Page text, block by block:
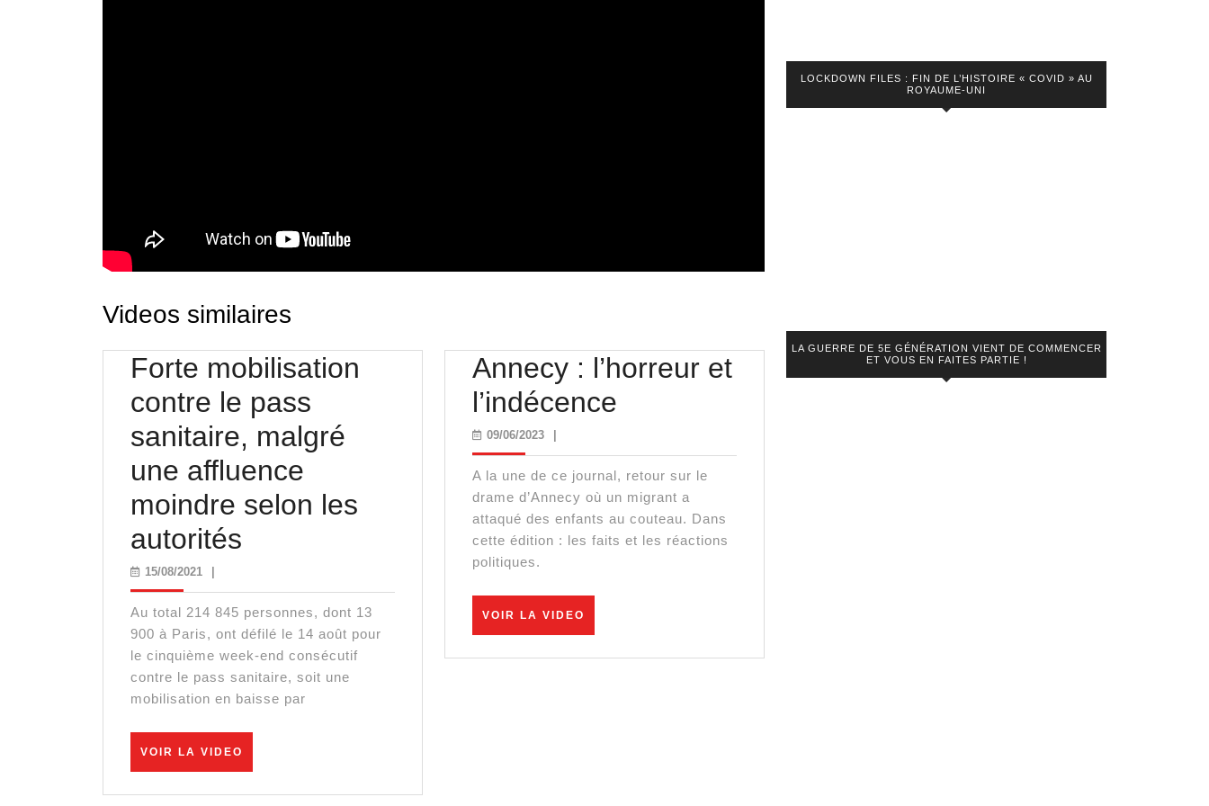
Videos similaires
Forte mobilisation
contre le pass
sanitaire, malgré
une affluence
moindre selon les
autorités
contre
le
pass
sanitaire,
malgré
une
15/08/202115/08/2021
Au total 214 845 personnes, dont 13
900 à Paris, ont défilé le 14 août pour
le cinquième week-end consécutif
contre le pass sanitaire, soit une
mobilisation en baisse par
VOIR LA VIDEO
Annecy : l’horreur et
l’indécence
l’horreur
et
l’indécence
09/06/202309/06/2023
A la une de ce journal, retour sur le
drame d’Annecy où un migrant a
attaqué des enfants au couteau. Dans
cette édition : les faits et les réactions
politiques.
VOIR LA VIDEO
LOCKDOWN FILES : FIN DE L’HISTOIRE « COVID » AU
ROYAUME-UNI
LA GUERRE DE 5E GÉNÉRATION VIENT DE COMMENCER
ET VOUS EN FAITES PARTIE !